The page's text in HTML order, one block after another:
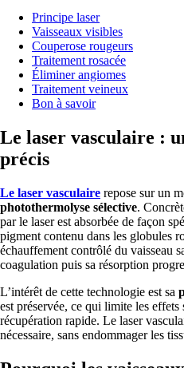
Principe laser
Vaisseaux visibles
Couperose rougeurs
Traitement rosacée
Éliminer angiomes
Traitement veineux
Bon à savoir
Le laser vasculaire :
précis
Le laser vasculaire repose sur un
photothermolyse sélective.
par le laser est absorbée de façon
pigment contenu dans les globules
échauffement contrôlé du vaisseau
coagulation puis sa résorption
L’intérêt de cette technologie est sa
est préservée, ce qui limite les effets
récupération rapide. Le laser
nécessaire, sans endommager les